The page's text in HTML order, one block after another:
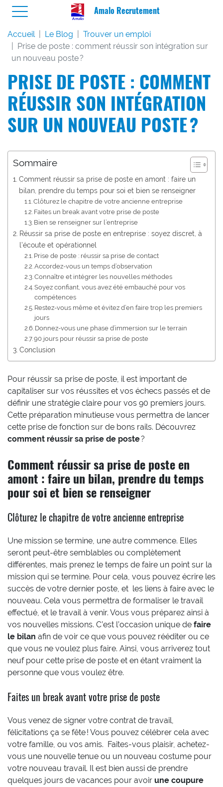
Amalo Recrutement
Accueil Le Blog
Trouver un emploi
Prise de poste : comment réussir son intégration sur
un nouveau poste ?
PRISE DE POSTE : COMMENT
RÉUSSIR SON INTÉGRATION
SUR UN NOUVEAU POSTE ?
Sommaire
Comment réussir sa prise de poste en amont : faire un
bilan, prendre du temps pour soi et bien se renseigner
Clôturez le chapitre de votre ancienne entreprise
Faites un break avant votre prise de poste
Bien se renseigner sur l’entreprise
Réussir sa prise de poste en entreprise : soyez discret, à
l’écoute et opérationnel
Prise de poste : réussir sa prise de contact
Accordez-vous un temps d’observation
Connaître et intégrer les nouvelles méthodes
Soyez confiant, vous avez été embauché pour vos
compétences
Restez-vous même et évitez d’en faire trop les premiers
jours
Donnez-vous une phase d’immersion sur le terrain
90 jours pour réussir sa prise de poste
Conclusion
Pour réussir sa prise de poste, il est important de
capitaliser sur vos réussites et vos échecs passés et de
définir une stratégie claire pour vos 90 premiers jours.
Cette préparation minutieuse vous permettra de lancer
cette prise de fonction sur de bons rails. Découvrez
comment réussir sa prise de poste?
Comment réussir sa prise de poste en
amont : faire un bilan, prendre du temps
pour soi et bien se renseigner
Clôturez le chapitre de votre ancienne entreprise
Une mission se termine, une autre commence. Elles
seront peut-être semblables ou complètement
différentes, mais prenez le temps de faire un point sur la
mission qui se termine. Pour cela, vous pouvez écrire les
succès de votre dernier poste, et les liens à faire avec le
nouveau. Cela vous permettra de formaliser le travail
effectué, et le travail à venir. Vous vous préparez ainsi à
vos nouvelles missions. C’est l’occasion unique de faire
le bilan afin de voir ce que vous pouvez rééditer ou ce
que vous ne voulez plus faire. Ainsi, vous arriverez tout
neuf pour cette prise de poste et en étant vraiment la
personne que vous voulez être.
Faites un break avant votre prise de poste
Vous venez de signer votre contrat de travail,
félicitations ça se fête ! Vous pouvez célébrer cela avec
votre famille, ou vos amis. Faites-vous plaisir, achetez-
vous une nouvelle tenue ou un nouveau costume pour
votre nouveau travail. Il est bien aussi de prendre
quelques jours de vacances pour avoir une coupure